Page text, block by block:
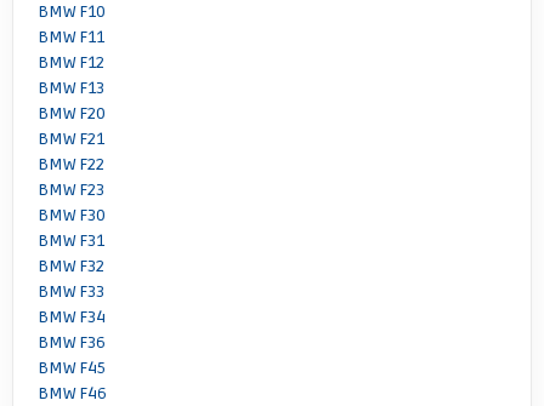
BMW F10
BMW F11
BMW F12
BMW F13
BMW F20
BMW F21
BMW F22
BMW F23
BMW F30
BMW F31
BMW F32
BMW F33
BMW F34
BMW F36
BMW F45
BMW F46